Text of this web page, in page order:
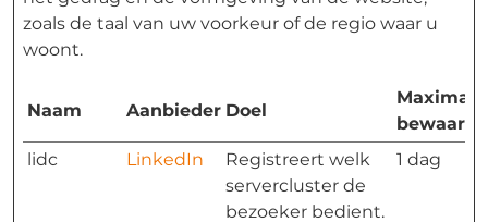
zoals de taal van uw voorkeur of de regio waar u
woont.
Naam Aanbieder Doel
Maximale
lidc
LinkedIn
Registreert welk
servercluster de
bezoeker bedient.
1 dag